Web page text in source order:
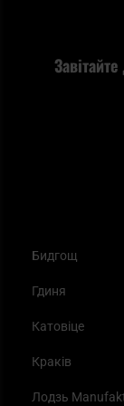
Tax Free
Бидгощ
Гдиня
Катовіце
Краків
Лодзь
Повернення
Blackout - що
Як працює
Найкращі
Самозахист